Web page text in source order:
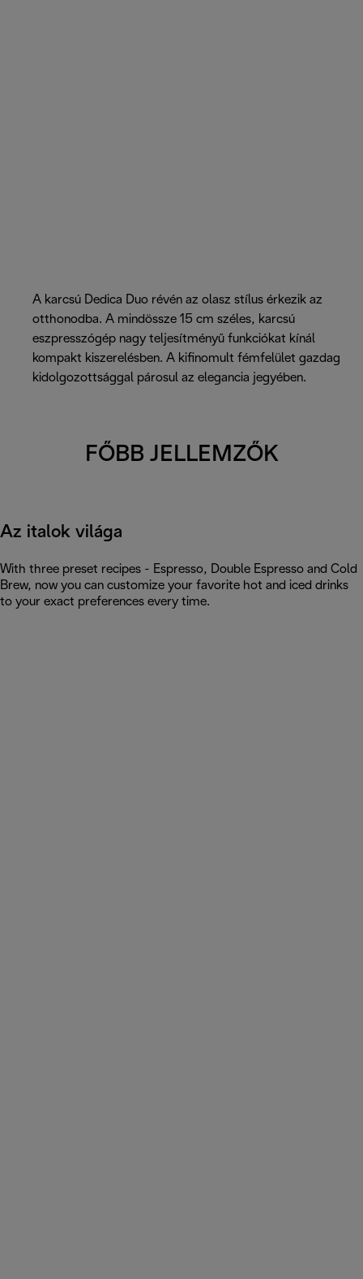
A karcsú Dedica Duo révén az olasz stílus érkezik az
otthonodba. A mindössze 15 cm széles, karcsú
eszpresszógép nagy teljesítményű funkciókat kínál
kompakt kiszerelésben. A kifinomult fémfelület gazdag
kidolgozottsággal párosul az elegancia jegyében.
FŐBB JELLEMZŐK
Az italok világa
With three preset recipes - Espresso, Double Espresso and Cold
Brew, now you can customize your favorite hot and iced drinks
to your exact preferences every time.